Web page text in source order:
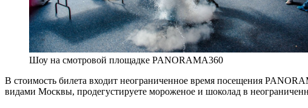
Шоу на смотровой площадке PANORAMA360
В стоимость билета входит неограниченное время посещения
видами Москвы, продегустируете мороженое и шоколад в